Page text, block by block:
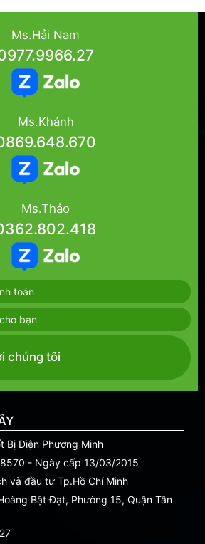
Ms.Hải Nam
Ms.Khánh
Ms.Thảo
toán
bạn
chúng tôi
Bị Điện Phương Minh
- Ngày cấp 13/03/2015
và đầu tư Tp.Hồ Chí Minh
Bật Đạt, Phường 15, Quận Tân